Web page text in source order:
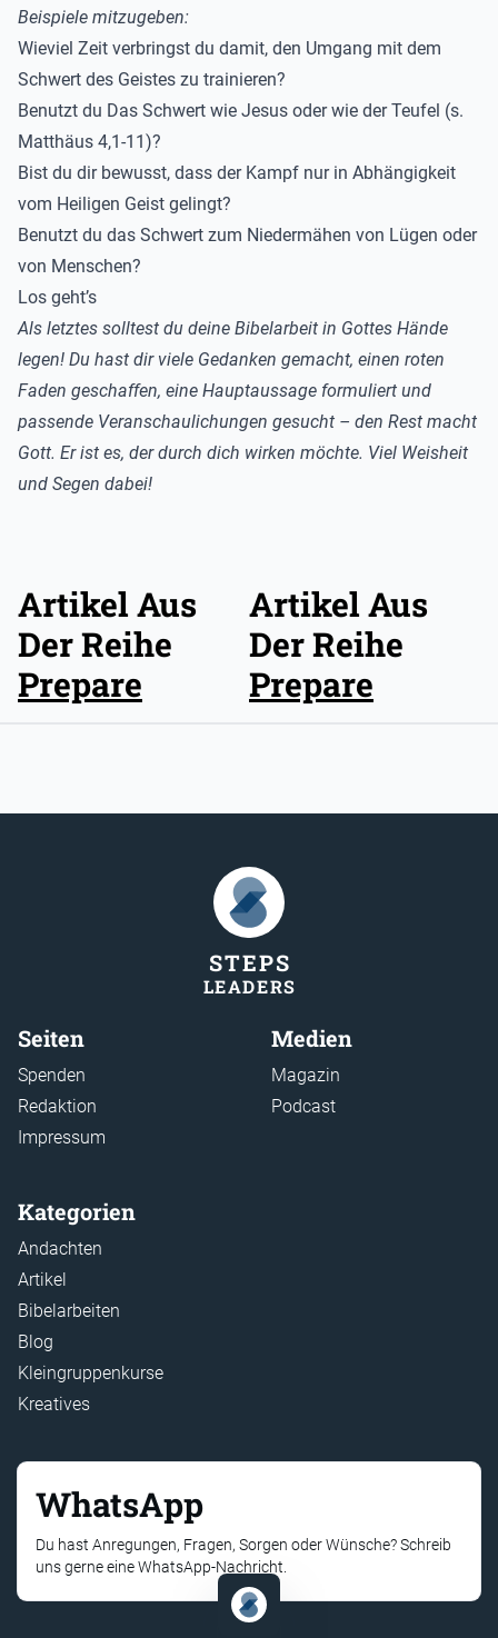
Beispiele mitzugeben:
Wieviel Zeit verbringst du damit, den Umgang mit dem
Schwert des Geistes zu trainieren?
Benutzt du Das Schwert wie Jesus oder wie der Teufel (s.
Matthäus 4,1-11)?
Bist du dir bewusst, dass der Kampf nur in Abhängigkeit
vom Heiligen Geist gelingt?
Benutzt du das Schwert zum Niedermähen von Lügen oder
von Menschen?
Los geht’s
Als letztes solltest du deine Bibelarbeit in Gottes Hände
legen! Du hast dir viele Gedanken gemacht, einen roten
Faden geschaffen, eine Hauptaussage formuliert und
passende Veranschaulichungen gesucht – den Rest macht
Gott. Er ist es, der durch dich wirken möchte. Viel Weisheit
und Segen dabei!
Artikel Aus
Der Reihe
Prepare
Artikel Aus
Der Reihe
Prepare
STEPS
LEADERS
Seiten
Spenden
Redaktion
Impressum
Medien
Magazin
Podcast
Kategorien
Andachten
Artikel
Bibelarbeiten
Blog
Kleingruppenkurse
Kreatives
WhatsApp
Du hast Anregungen, Fragen, Sorgen oder Wünsche? Schreib
uns gerne eine WhatsApp-Nachricht.